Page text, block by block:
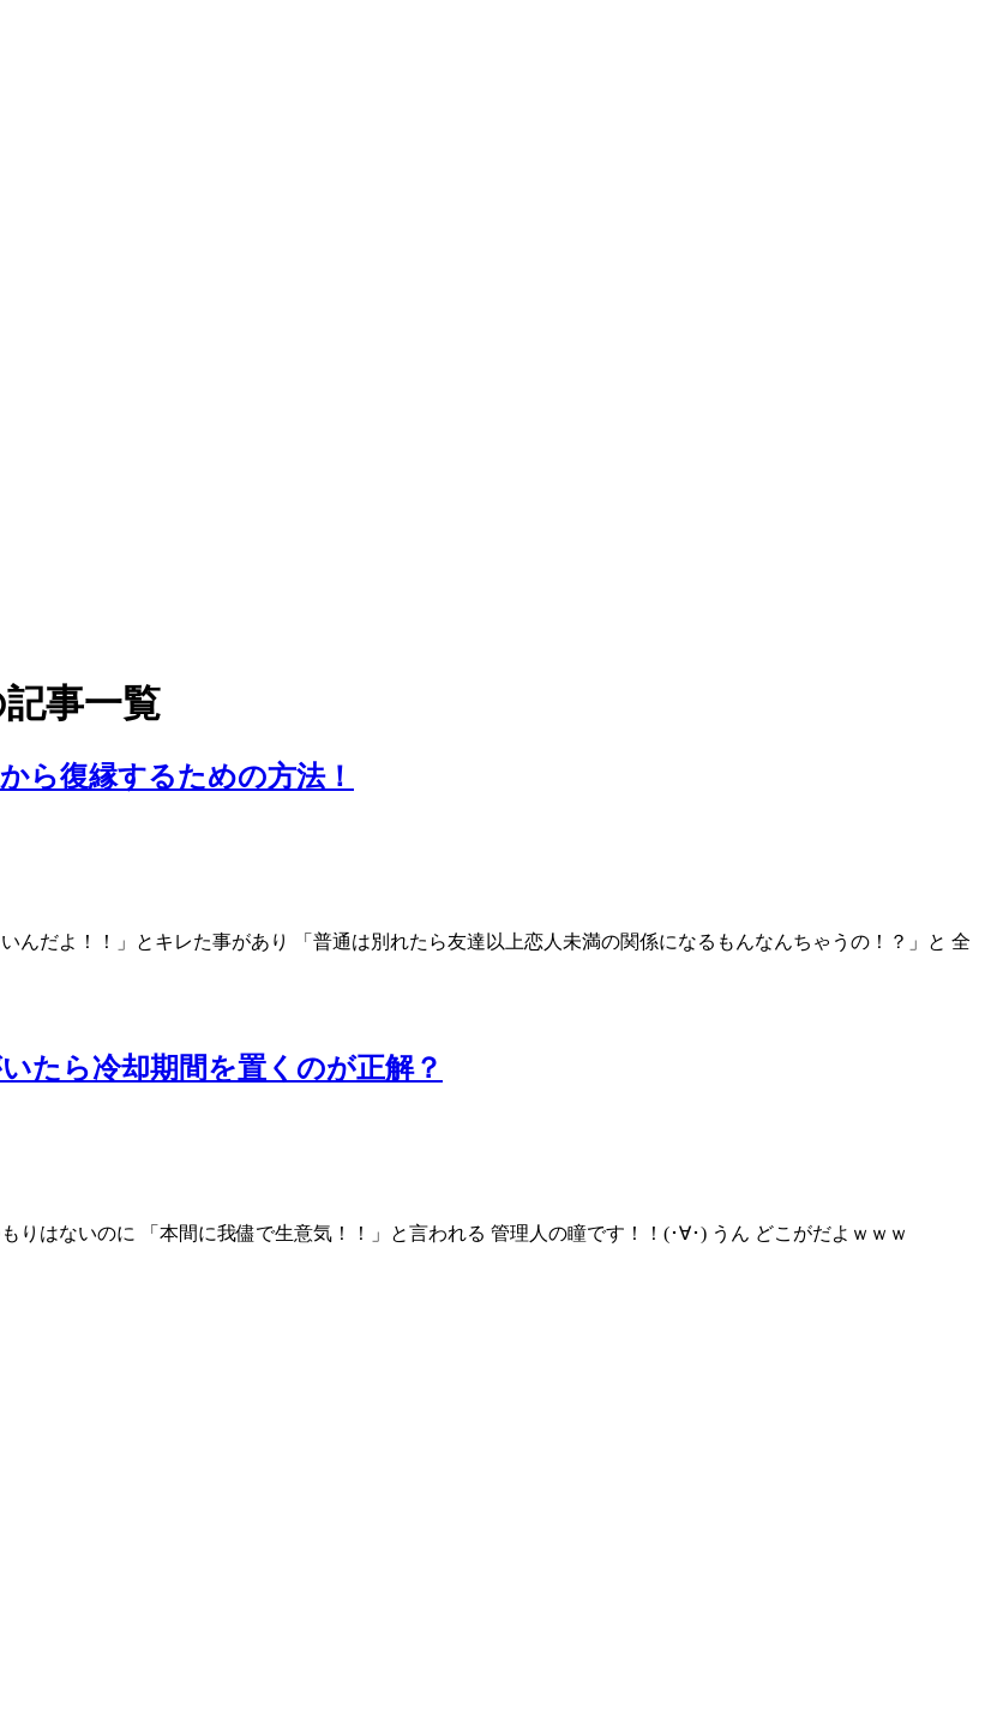
事一覧
ら復縁するための方法！
んだよ！！」とキレた事があり 「普通は別れたら友達以上恋人未満の関係になるもんなんちゃうの！？」と 全
たら冷却期間を置くのが正解？
はないのに 「本間に我儘で生意気！！」と言われる 管理人の瞳です！！(･∀･) うん どこがだよｗｗｗ